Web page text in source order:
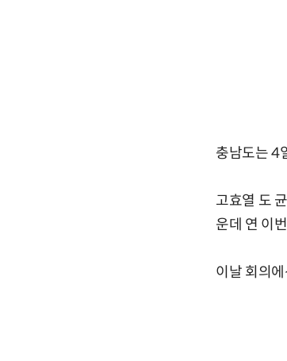
충남도는 4
고효열 도
운데 연 이
이날 회의